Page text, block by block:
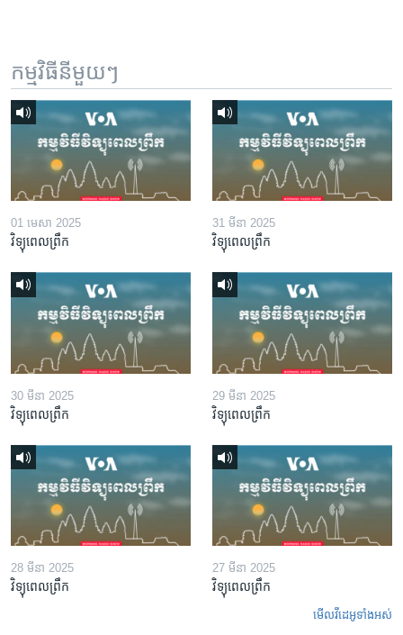
កម្មវិធី​នីមួយៗ
01 មេសា 2025
វិទ្យុពេលព្រឹក
31 មីនា 2025
វិទ្យុពេលព្រឹក
30 មីនា 2025
វិទ្យុពេលព្រឹក
29 មីនា 2025
វិទ្យុពេលព្រឹក
28 មីនា 2025
វិទ្យុពេលព្រឹក
27 មីនា 2025
វិទ្យុពេលព្រឹក
មើល​វីដេអូ​ទាំង​អស់